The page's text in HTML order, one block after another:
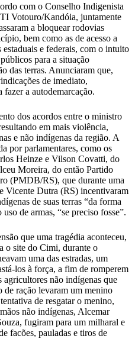
com o Conselho Indigenista
Votouro/Kandóia, juntamente
a bloquear rodovias
bem como as de acesso a
e federais, com o intuito
para a situação
das terras. Anunciaram que,
de imediato,
fazer a autodemarcação.
dos acordos entre o ministro
em mais violência,
e não indígenas da região. A
por parlamentares, como os
Heinze e Vilson Covatti, do
Moreira, do então Partido
(PMDB/RS), que durante uma
Vicente Dutra (RS) incentivaram
de suas terras “da forma
de armas, “se preciso fosse”.
que uma tragédia aconteceu,
o site do Cimi, durante o
uma das estradas, um
los à força, a fim de romperem
não indígenas que
de ração levaram um menino
de resgatar o menino,
não indígenas, Alcemar
fugiram para um milharal e
facões, pauladas e tiros de